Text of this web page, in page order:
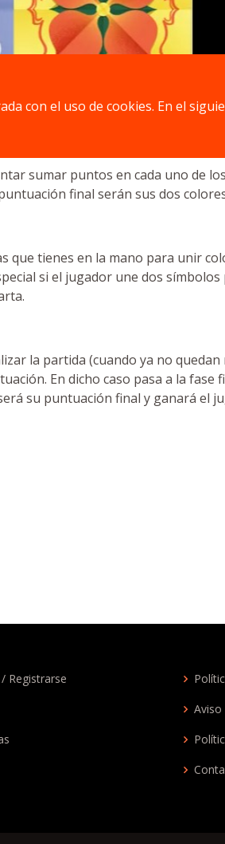
sumar puntos en cada uno de
final serán sus dos
que tienes en la mano para unir
si el jugador une dos
la partida (cuando ya no
En dicho caso pasa a la
su puntuación final y ganará el
Registrarse
Aviso
con el uso de cookies. En el